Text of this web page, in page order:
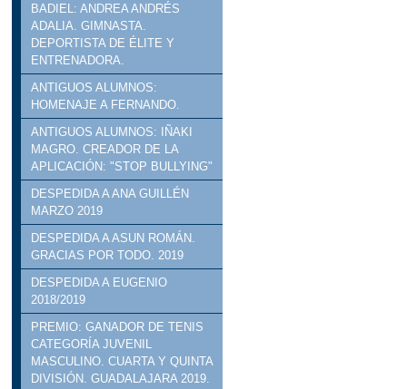
BADIEL: ANDREA ANDRÉS
ADALIA. GIMNASTA.
DEPORTISTA DE ÉLITE Y
ENTRENADORA.
ANTIGUOS ALUMNOS:
HOMENAJE A FERNANDO.
ANTIGUOS ALUMNOS: IÑAKI
MAGRO. CREADOR DE LA
APLICACIÓN: "STOP BULLYING"
DESPEDIDA A ANA GUILLÉN
MARZO 2019
DESPEDIDA A ASUN ROMÁN.
GRACIAS POR TODO. 2019
DESPEDIDA A EUGENIO
2018/2019
PREMIO: GANADOR DE TENIS
CATEGORÍA JUVENIL
MASCULINO. CUARTA Y QUINTA
DIVISIÓN. GUADALAJARA 2019.